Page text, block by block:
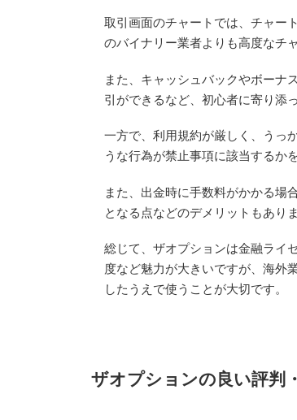
取引画面のチャートでは、チャー
のバイナリー業者よりも高度なチ
また、キャッシュバックやボーナ
引ができるなど、初心者に寄り添
一方で、利用規約が厳しく、うっ
うな行為が禁止事項に該当するか
また、出金時に手数料がかかる場
となる点などのデメリットもありま
総じて、ザオプションは金融ライ
度など魅力が大きいですが、海外
したうえで使うことが大切です。
ザオプションの良い評判